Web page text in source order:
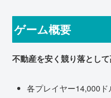
ゲーム概要
不動産を安く競り落とし
各プレイヤー14,000